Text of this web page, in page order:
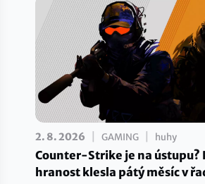
2. 8. 2026 GAMING huhy
Counter-Strike je na ústupu?
hranost klesla pátý měsíc v